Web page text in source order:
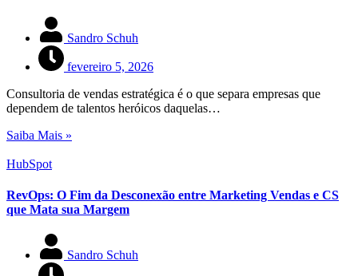
Sandro Schuh
fevereiro 5, 2026
Consultoria de vendas estratégica é o que separa empresas que
dependem de talentos heróicos daquelas…
Saiba Mais »
HubSpot
RevOps: O Fim da Desconexão entre Marketing Vendas e CS
que Mata sua Margem
Sandro Schuh